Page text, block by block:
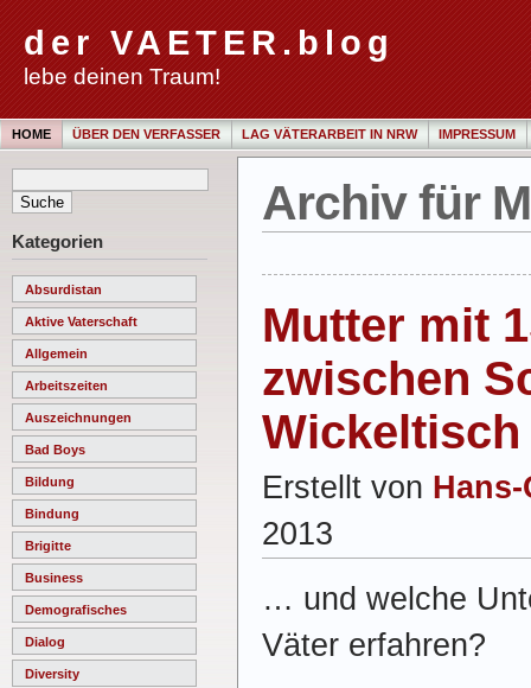
der VAETER.blog
lebe deinen Traum!
HOME ÜBER DEN VERFASSER LAG VÄTERARBEIT IN NRW IMPRESSUM
Kategorien
Absurdistan
Aktive Vaterschaft
Allgemein
Arbeitszeiten
Auszeichnungen
Bad Boys
Bildung
Bindung
Brigitte
Business
Demografisches
Dialog
Diversity
Archiv für
Mutter mit
zwischen
Wickeltisch
Erstellt von
2013
… und welche
Väter erfahren?